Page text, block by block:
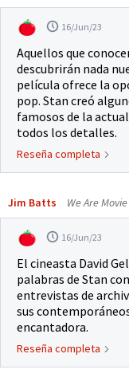
16/Jun/23
Aquellos que
descubrirán nada
película ofrece la
pop. Stan creó
famosos de la
todos los detalles.
Reseña completa
Jim Batts We Are
16/Jun/23
El cineasta David
palabras de Stan
entrevistas de
sus
encantadora.
Reseña completa